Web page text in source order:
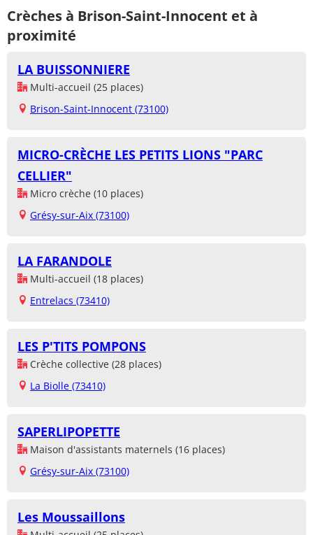
Crèches à Brison-Saint-Innocent et à
proximité
LA BUISSONNIERE
Multi-accueil (25 places)
Brison-Saint-Innocent (73100)
MICRO-CRÈCHE LES PETITS LIONS "PARC
CELLIER"
Micro crèche (10 places)
Grésy-sur-Aix (73100)
LA FARANDOLE
Multi-accueil (18 places)
Entrelacs (73410)
LES P'TITS POMPONS
Crèche collective (28 places)
La Biolle (73410)
SAPERLIPOPETTE
Maison d'assistants maternels (16 places)
Grésy-sur-Aix (73100)
Les Moussaillons